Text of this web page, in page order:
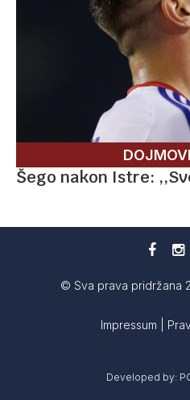
Šego nakon Istre:
© Sva prava pridržana
Impressum
Developed by: